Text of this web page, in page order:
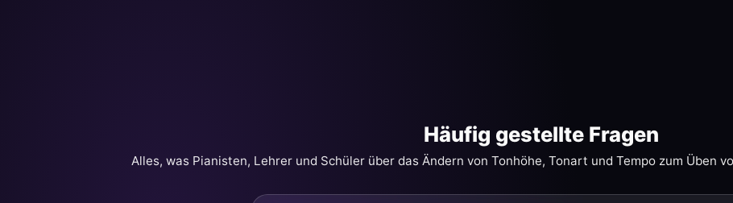
Häufig gestellte Fragen
Alles, was Pianisten, Lehrer und Schüler über das Ändern von Tonhöhe, Tonart und Tempo zum Üben